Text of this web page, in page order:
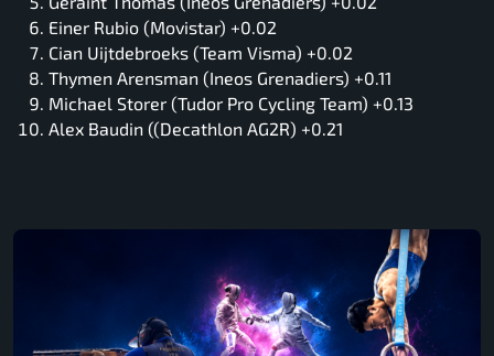
Einer Rubio (Movistar) +0.02
Cian Uijtdebroeks (Team Visma) +0.02
Thymen Arensman (Ineos Grenadiers) +0.11
Michael Storer (Tudor Pro Cycling Team) +0.13
Alex Baudin ((Decathlon AG2R) +0.21